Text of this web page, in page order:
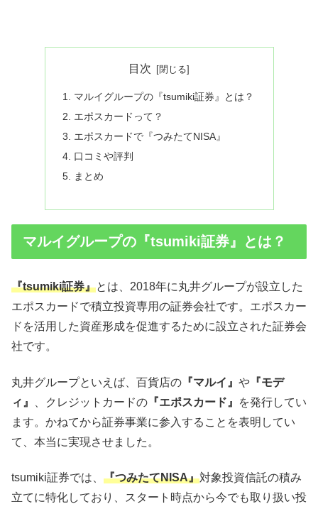
目次
マルイグループの『tsumiki証券』とは？
エポスカードって？
エポスカードで『つみたてNISA』
口コミや評判
まとめ
マルイグループの『tsumiki証券』とは？
『tsumiki証券』とは、2018年に丸井グループが設立した
エポスカードで積立投資専用の証券会社です。エポスカー
ドを活用した資産形成を促進するために設立された証券会
社です。
丸井グループといえば、百貨店の 『マルイ』 や 『モデ
ィ』
、クレジットカードの 『エポスカード』
を発行してい
ます。かねてから証券事業に参入することを表明してい
て、本当に実現させました。
tsumiki証券では、 『つみたてNISA』対象投資信託の積み
立てに特化しており、スタート時点から今でも取り扱い投